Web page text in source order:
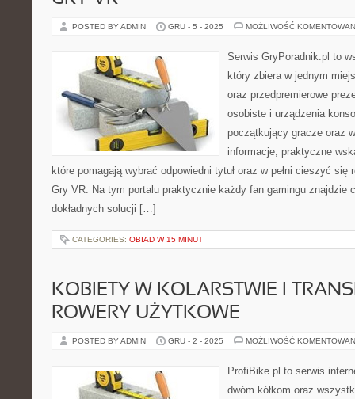
POSTED BY ADMIN GRU - 5 - 2025 MOŻLIWOŚĆ
Serwis GryPoradnik.pl to
który zbiera w jednym
oraz przedpremierowe
osobiste i urządzenia
początkujący gracze oraz
informacje, praktyczne
które pomagają wybrać odpowiedni tytuł oraz w pełni cieszyć
Gry VR. Na tym portalu praktycznie każdy fan gamingu znajdzie
dokładnych solucji […]
CATEGORIES: OBIAD W 15 MINUT
KOBIETY W KOLARSTWIE I
ROWERY UŻYTKOWE
POSTED BY ADMIN GRU - 2 - 2025 MOŻLIWOŚĆ
ProfiBike.pl to serwis
dwóm kółkom oraz